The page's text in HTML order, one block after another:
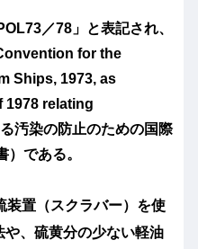
／78」と表記され、
for the
Ships, 1973, as
relating
汚染の防止のための国際
である。
装置（スクラバー）を使
や、硫黄分の少ない軽油